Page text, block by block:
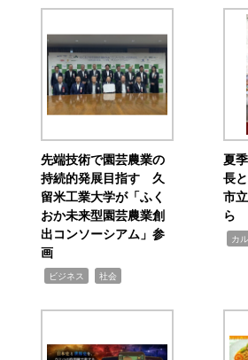
先端技術で園芸農業の
持続的発展目指す 久
留米工業大学が「ふく
おか未来型園芸農業創
出コンソーシアム」参
画
ビジネス 社会
夏
長
市
ら
カ